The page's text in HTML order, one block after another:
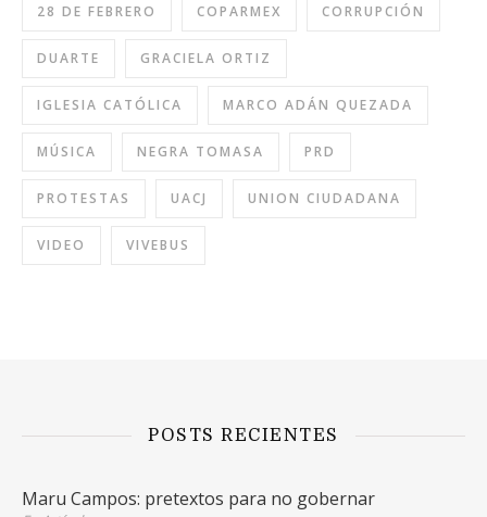
28 DE FEBRERO COPARMEX CORRUPCIÓN
DUARTE GRACIELA ORTIZ
IGLESIA CATÓLICA MARCO ADÁN QUEZADA
MÚSICA NEGRA TOMASA PRD
PROTESTAS UACJ UNION CIUDADANA
VIDEO VIVEBUS
POSTS RECIENTES
Maru Campos: pretextos para no gobernar